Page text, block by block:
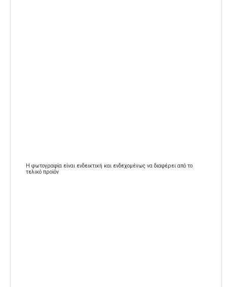
Η φωτογραφία είναι ενδεικτική και ενδεχομένως να διαφέρει από το
τελικό προϊόν